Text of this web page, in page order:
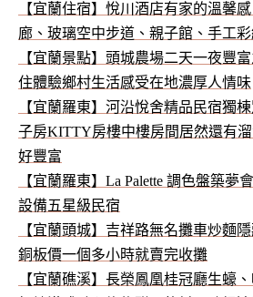
【宜蘭住宿】悅川酒店有家的溫馨
廊、玻璃空中步道、親子館、手工
【宜蘭景點】頭城農場二天一夜豐
住體驗鄉村生活感受在地濃厚人情味
【宜蘭羅東】河沿悅舍精品民宿獨
子房KITTY房樓中樓房間居然還有
好豐富
【宜蘭羅東】La Palette 調色盤築夢
設備五星級民宿
【宜蘭頭城】吉祥路無名攤車炒麵
銅板價一個多小時就賣完收攤
【宜蘭礁溪】長榮鳳凰桂冠廳生蠔